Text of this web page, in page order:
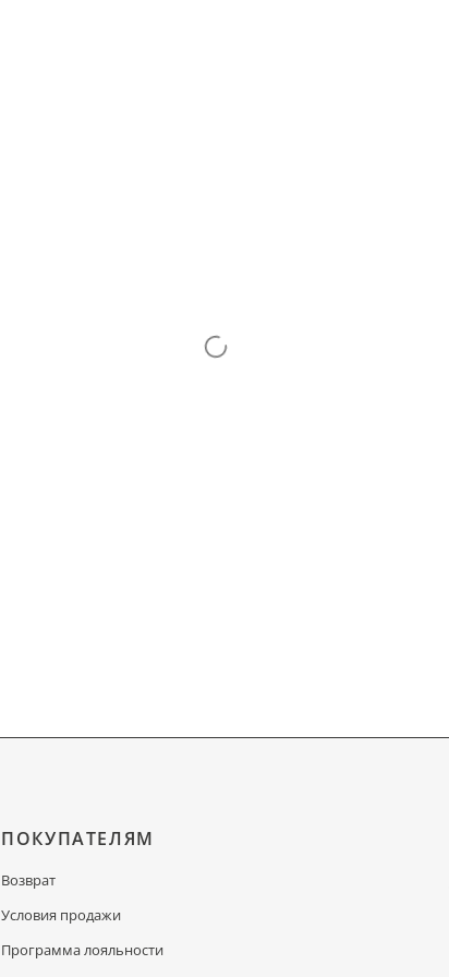
ПОКУПАТЕЛЯМ
Возврат
Условия продажи
Программа лояльности